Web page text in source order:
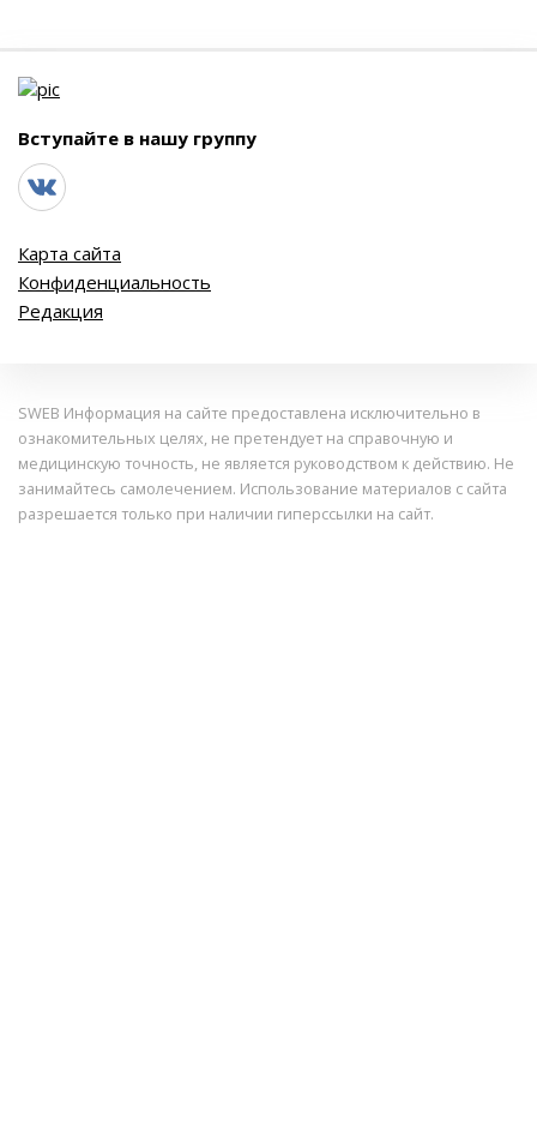
Вступайте в нашу группу
Карта сайта
Конфиденциальность
Редакция
SWEB Информация на сайте предоставлена исключительно в
ознакомительных целях, не претендует на справочную и
медицинскую точность, не является руководством к действию. Не
занимайтесь самолечением. Использование материалов с сайта
разрешается только при наличии гиперссылки на сайт.